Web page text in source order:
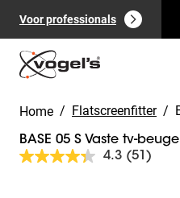
Voor professionals
Home / Flatscreenfitter /
BASE 05 S Vaste tv-beugel
4.3 Lees
(51)